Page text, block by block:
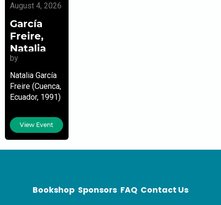
August 4, 2026
García
Freire,
Natalia
by
Natalia García
Freire (Cuenca,
Ecuador, 1991)
narradora. En
2016 curso el
máster de
Narrativa de la
Actualmente
View Event
Bookshop Sponsors FAQ Contact Us